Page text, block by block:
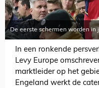
De eerste schermen worden
In een ronkende
Levy Europe
marktleider op het
Engeland werkt de